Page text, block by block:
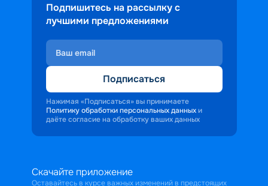
Подпишитесь на рассылку с
лучшими предложениями
Подписаться
Нажимая «Подписаться» вы принимаете
Политику обработки персональных данных и
даёте согласие на обработку ваших данных
Скачайте приложение
Оставайтесь в курсе важных изменений в предстоящих